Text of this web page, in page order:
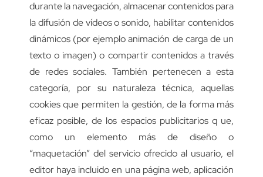
durante la navegación, almacenar contenidos para
la difusión de vídeos o sonido, habilitar contenidos
dinámicos (por ejemplo animación de carga de un
texto o imagen) o compartir contenidos a través
de redes sociales. También pertenecen a esta
categoría, por su naturaleza técnica, aquellas
cookies que permiten la gestión, de la forma más
eficaz posible, de los espacios publicitarios q ue,
como un elemento más de diseño o
“maquetación” del servicio ofrecido al usuario, el
editor haya incluido en una página web, aplicación